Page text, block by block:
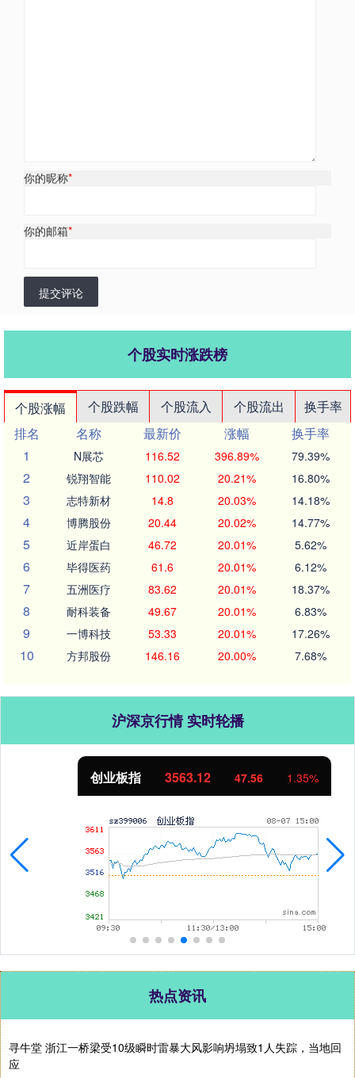
你的昵称*
你的邮箱*
提交评论
个股实时涨跌榜
个股涨幅 个股跌幅 个股流入 个股流出
换手率
排名
名称 最新价 涨幅
换手率
1
N展芯 116.52 396.89% 79.39%
2 锐翔智能 110.02 20.21% 16.80%
3 志特新材 14.8 20.03% 14.18%
4 博腾股份 20.44 20.02% 14.77%
5 近岸蛋白 46.72 20.01% 5.62%
6 毕得医药 61.6 20.01% 6.12%
7 五洲医疗 83.62 20.01% 18.37%
8 耐科装备 49.67 20.01% 6.83%
9 一博科技 53.33 20.01% 17.26%
10 方邦股份 146.16 20.00% 7.68%
沪深京行情 实时轮播
创业板指 3563.12 47.56 1.35%
热点资讯
寻牛堂 浙江一桥梁受10级瞬时雷暴大风影响坍塌致1人失踪，当地回
应